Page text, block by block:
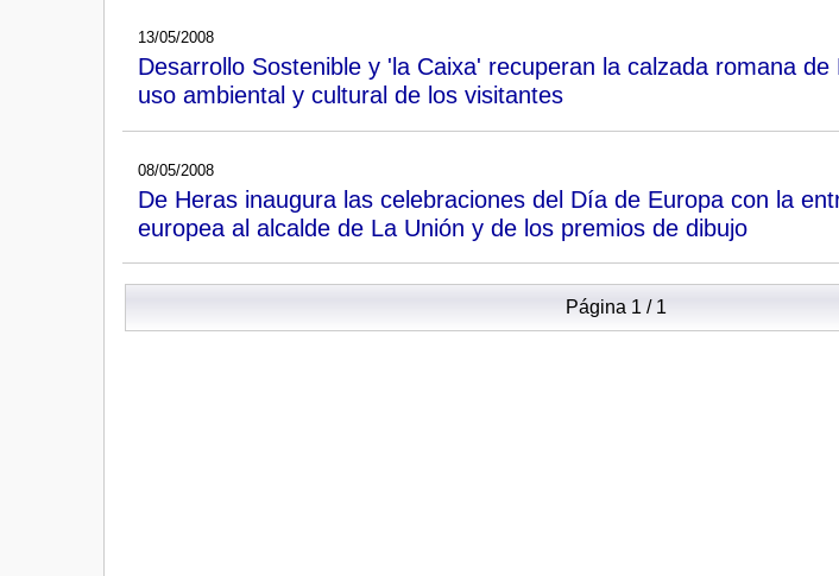
13/05/2008
Desarrollo Sostenible y 'la Caixa' recuperan la calzada romana
uso ambiental y cultural de los visitantes
08/05/2008
De Heras inaugura las celebraciones del Día de Europa con la
europea al alcalde de La Unión y de los premios de dibujo
Página 1 / 1